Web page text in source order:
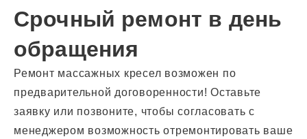
Срочный ремонт в день
обращения
Ремонт массажных кресел возможен по
предварительной договоренности! Оставьте
заявку или позвоните, чтобы согласовать с
менеджером возможность отремонтировать ваше